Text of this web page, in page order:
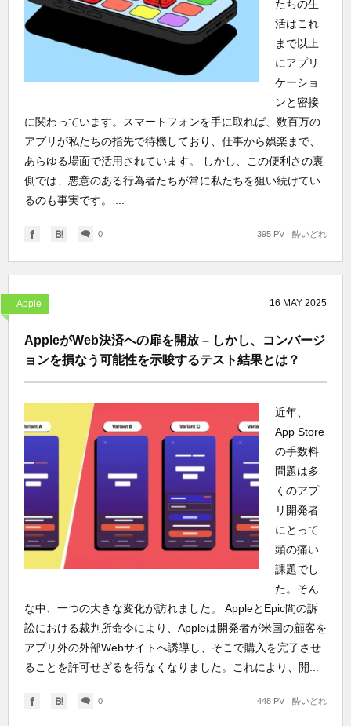
たちの生
活はこれ
まで以上
にアプリ
ケーショ
ンと密接
に関わっています。スマートフォンを手に取れば、数百万の
アプリが私たちの指先で待機しており、仕事から娯楽まで、
あらゆる場面で活用されています。 しかし、この便利さの裏
側では、悪意のある行為者たちが常に私たちを狙い続けてい
るのも事実です。 ...
0 酔いどれ
395 PV
Apple 16 MAY 2025
AppleがWeb決済への扉を開放 – しかし、コンバージ
ョンを損なう可能性を示唆するテスト結果とは？
近年、
App Store
の手数料
問題は多
くのアプ
リ開発者
にとって
頭の痛い
課題でし
た。そん
な中、一つの大きな変化が訪れました。 AppleとEpic間の訴
訟における裁判所命令により、Appleは開発者が米国の顧客を
アプリ外の外部Webサイトへ誘導し、そこで購入を完了させ
ることを許可せざるを得なくなりました。これにより、開...
0 酔いどれ
448 PV